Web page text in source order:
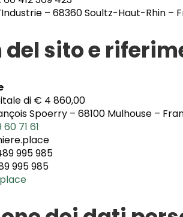
– 68360 Soultz-Haut-Rhin –
del sito e
di € 4 860,00
Spoerry – 68100 Mulhouse –
71 61
995 985
995 985